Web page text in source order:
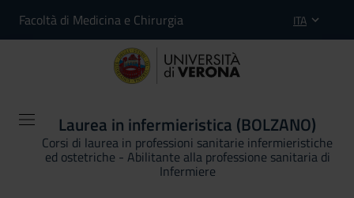
Facoltà di Medicina e Chirurgia ITA
Laurea in infermieristica (BOLZANO)
Corsi di laurea in professioni sanitarie infermieristiche
ed ostetriche - Abilitante alla professione sanitaria di
Infermiere